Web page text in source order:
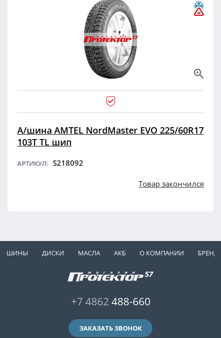
А/шина AMTEL NordMaster EVO 225/60R17
103T TL шип
АРТИКУЛ: S218092
Товар закончился
ШИНЫ ДИСКИ МАСЛА АКБ О КОМПАНИИ
+7 4862 488-660
ЗАКАЗАТЬ ЗВОНОК